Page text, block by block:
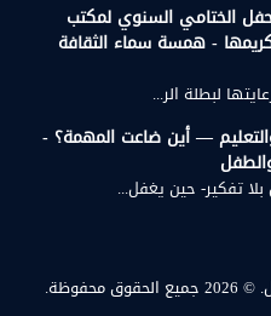
الختامي السنوي لمكتب
- همسة سماء الثقافة
لبطلة الر...
— أين ضاعت المهمة؟ -
تفكير- حين يغفل...
© 2026 جميع الحقوق محفوظة.